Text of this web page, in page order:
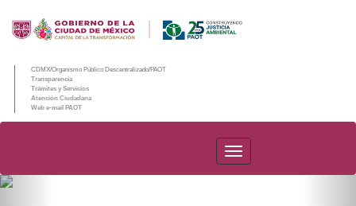
CDMX/Organismo Público Descentralizado/PAOT
Transparencia
Trámites y Servicios
Atención Ciudadana
Web e-mail PAOT
PAOT